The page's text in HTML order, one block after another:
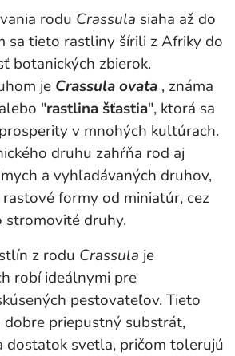
rodu Crassula siaha až do
sa tieto rastliny šírili z Afriky do
botanických zbierok.
je Crassula ovata , známa
"rastlina šťastia", ktorá sa
v mnohých kultúrach.
druhu zahŕňa rod aj
a vyhľadávaných druhov,
formy od miniatúr, cez
stromovité druhy.
z rodu Crassula je
robí ideálnymi pre
pestovateľov. Tieto
priepustný substrát,
dostatok svetla, pričom tolerujú